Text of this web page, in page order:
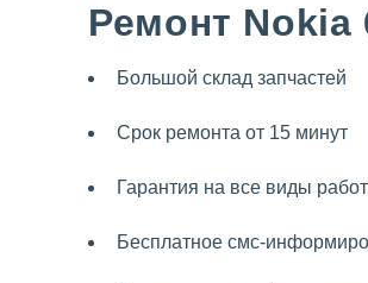
Ремонт Nokia
Большой склад запчастей
Срок ремонта от 15 минут
Гарантия на все виды работ
Бесплатное смс-